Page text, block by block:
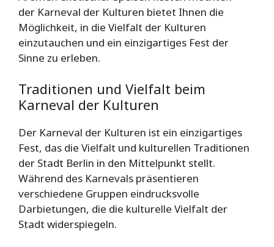
der Karneval der Kulturen bietet Ihnen die
Möglichkeit, in die Vielfalt der Kulturen
einzutauchen und ein einzigartiges Fest der
Sinne zu erleben.
Traditionen und Vielfalt beim
Karneval der Kulturen
Der Karneval der Kulturen ist ein einzigartiges
Fest, das die Vielfalt und kulturellen Traditionen
der Stadt Berlin in den Mittelpunkt stellt.
Während des Karnevals präsentieren
verschiedene Gruppen eindrucksvolle
Darbietungen, die die kulturelle Vielfalt der
Stadt widerspiegeln.